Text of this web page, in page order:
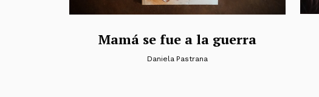
Mamá se fue a la guerra
Daniela Pastrana